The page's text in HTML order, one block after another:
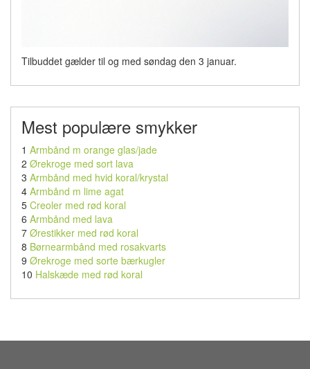
Tilbuddet gælder til og med søndag den 3 januar.
Mest populære smykker
1 Armbånd m orange glas/jade
2 Ørekroge med sort lava
3 Armbånd med hvid koral/krystal
4 Armbånd m lime agat
5 Creoler med rød koral
6 Armbånd med lava
7 Ørestikker med rød koral
8 Børnearmbånd med rosakvarts
9 Ørekroge med sorte bærkugler
10 Halskæde med rød koral